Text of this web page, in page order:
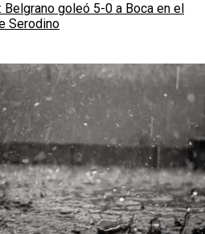
Belgrano goleó 5-0 a Boca en el
Serodino